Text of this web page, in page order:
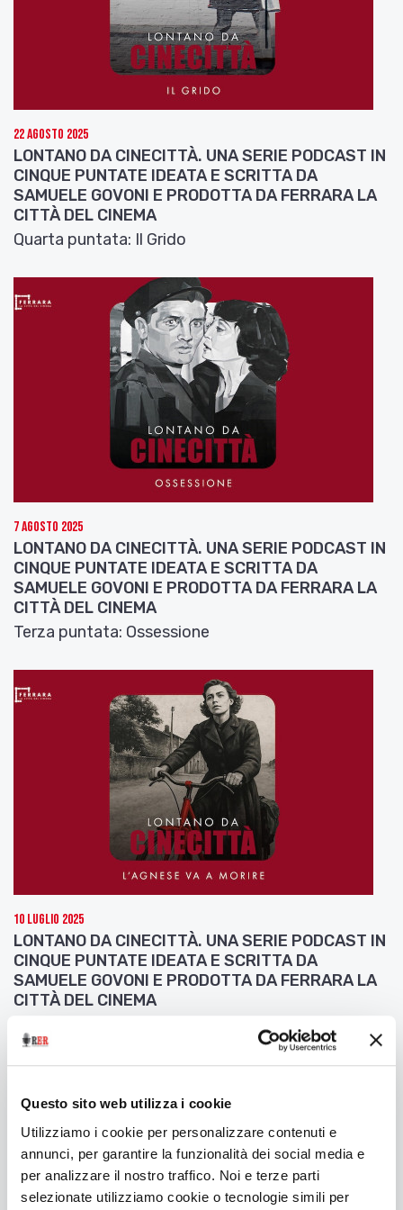
Questo sito web utilizza i cookie
Utilizziamo i cookie per personalizzare contenuti e
annunci, per garantire la funzionalità dei social media e
per analizzare il nostro traffico. Noi e terze parti
selezionate utilizziamo cookie o tecnologie simili per
Perpignani (esperto di montaggio, ha lavorato con
Wim Wenders nella produzione del corto in 3D “Il
www.futurefilmfestival.org
22 Agosto 2025
LONTANO DA CINECITTÀ. UNA SERIE PODCAST IN
CINQUE PUNTATE IDEATA E SCRITTA DA
SAMUELE GOVONI E PRODOTTA DA FERRARA LA
CITTÀ DEL CINEMA
Quarta puntata: Il Grido
7 Agosto 2025
LONTANO DA CINECITTÀ. UNA SERIE PODCAST IN
CINQUE PUNTATE IDEATA E SCRITTA DA
SAMUELE GOVONI E PRODOTTA DA FERRARA LA
CITTÀ DEL CINEMA
Terza puntata: Ossessione
10 Luglio 2025
LONTANO DA CINECITTÀ. UNA SERIE PODCAST IN
CINQUE PUNTATE IDEATA E SCRITTA DA
SAMUELE GOVONI E PRODOTTA DA FERRARA LA
CITTÀ DEL CINEMA
Seconda puntata: L'Agnese va a morire